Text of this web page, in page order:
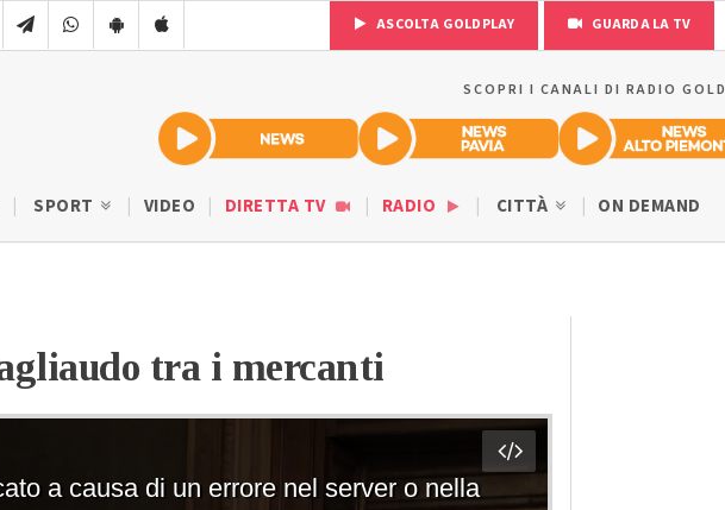
ASCOLTA GOLDPLAY GUARDA LA TV
SCOPRI I CANALI DI RADIO GOLD
SPORT VIDEO DIRETTA TV RADIO CITTÀ ON DEMAND
tra i mercanti